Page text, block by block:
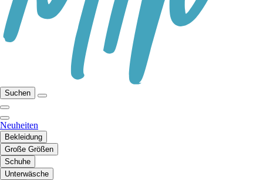
Suchen
Neuheiten
Bekleidung
Große Größen
Schuhe
Unterwäsche